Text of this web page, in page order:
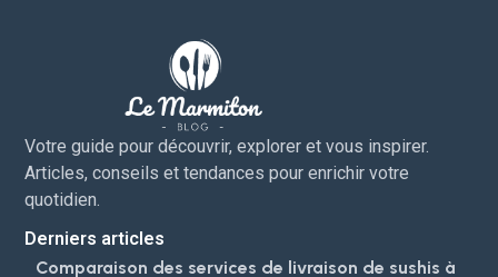
Votre guide pour découvrir, explorer et vous inspirer.
Articles, conseils et tendances pour enrichir votre
quotidien.
Derniers articles
Comparaison des services de livraison de sushis à